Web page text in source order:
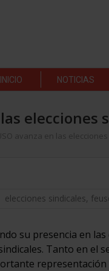
INICIO NOTICIAS
las
USO avanza en las
elecciones sindicales,
su presencia en
Tanto en el